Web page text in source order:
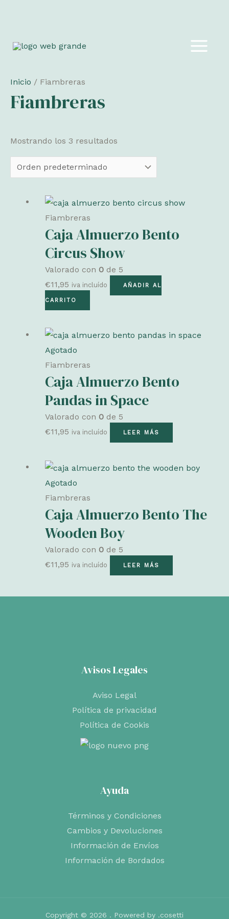
MAIN
Inicio / Fiambreras
Fiambreras
Mostrando los 3 resultados
Fiambreras
Caja Almuerzo Bento
Circus Show
Valorado con 0 de 5
€11,95 iva incluído AÑADIR AL
CARRITO
Agotado
Fiambreras
Caja Almuerzo Bento
Pandas in Space
Valorado con 0 de 5
€11,95 iva incluído LEER MÁS
Agotado
Fiambreras
Caja Almuerzo Bento The
Wooden Boy
Valorado con 0 de 5
€11,95 iva incluído LEER MÁS
Avisos Legales
Aviso Legal
Política de privacidad
Política de Cookis
Ayuda
Términos y Condiciones
Cambios y Devoluciones
Información de Envíos
Información de Bordados
Copyright © 2026 . Powered by .cosetti